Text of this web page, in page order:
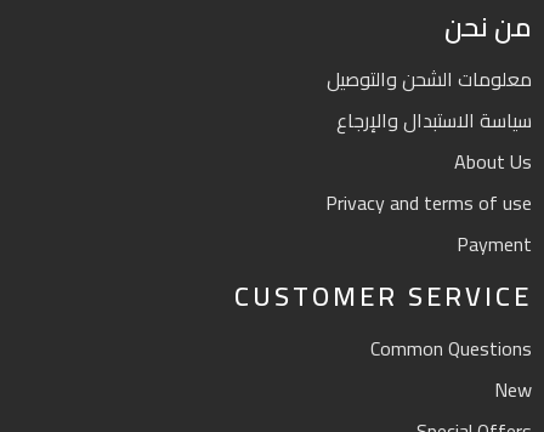
من نحن
معلومات الشحن والتوصيل
سياسة الاستبدال والإرجاع
About Us
Privacy and terms of use
Payment
CUSTOMER SERVICE
Common Questions
New